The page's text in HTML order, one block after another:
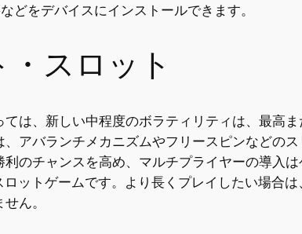
どをデバイスにインストールできます。
スロット
は、新しい中程度のボラティリティは、最高
アバランチメカニズムやフリースピンなどの
のチャンスを高め、マルチプライヤーの導入
ットゲームです。より長くプレイしたい場合
ん。